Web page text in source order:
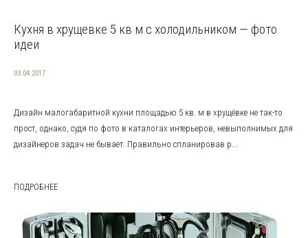
Кухня в хрущевке 5 кв м с холодильником — фото
идеи
03.04.2017
Дизайн малогабаритной кухни площадью 5 кв. м в хрущёвке не так-то
прост, однако, судя по фото в каталогах интерьеров, невыполнимых для
дизайнеров задач не бывает. Правильно спланировав р...
ПОДРОБНЕЕ